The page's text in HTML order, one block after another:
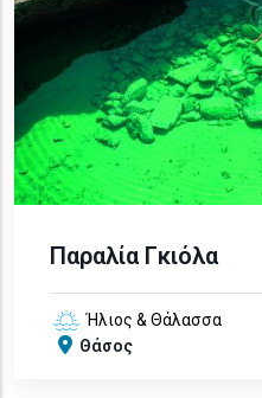
Παραλία Γκιόλα
Ήλιος & Θάλασσα
Θάσος